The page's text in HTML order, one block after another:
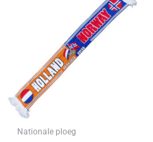
Nationale ploeg